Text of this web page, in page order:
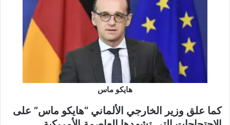
هايكو ماس
كما علق وزير الخارجي الألماني “هايكو ماس” على